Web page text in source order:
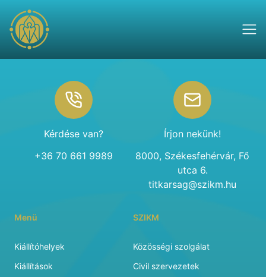
Kérdése van?
+36 70 661 9989
Írjon nekünk!
8000, Székesfehérvár, Fő
utca 6.
titkarsag@szikm.hu
Menü
Kiállítóhelyek
Kiállítások
SZIKM
Közösségi szolgálat
Civil szervezetek